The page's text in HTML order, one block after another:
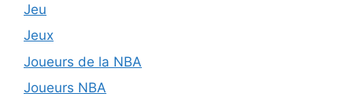
Jeu
Jeux
Joueurs de la NBA
Joueurs NBA